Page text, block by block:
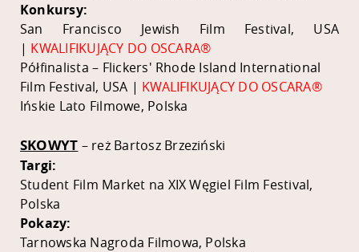
Konkursy:
San Francisco Jewish Film Festival, USA
| KWALIFIKUJĄCY DO OSCARA®
Półfinalista – Flickers' Rhode Island International
Film Festival, USA | KWALIFIKUJĄCY DO OSCARA®
Ińskie Lato Filmowe, Polska
SKOWYT – reż Bartosz Brzeziński
Targi:
Student Film Market na XIX Węgiel Film Festival,
Polska
Pokazy:
Tarnowska Nagroda Filmowa, Polska